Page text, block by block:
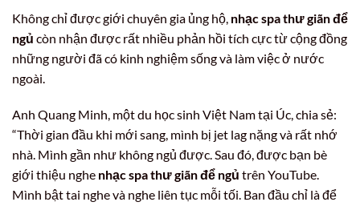
Không chỉ được giới chuyên gia ủng hộ, nhạc spa thư giãn để
ngủ còn nhận được rất nhiều phản hồi tích cực từ cộng đồng
những người đã có kinh nghiệm sống và làm việc ở nước
ngoài.
Anh Quang Minh, một du học sinh Việt Nam tại Úc, chia sẻ:
“Thời gian đầu khi mới sang, mình bị jet lag nặng và rất nhớ
nhà. Mình gần như không ngủ được. Sau đó, được bạn bè
giới thiệu nghe nhạc spa thư giãn để ngủ trên YouTube.
Mình bật tai nghe và nghe liên tục mỗi tối. Ban đầu chỉ là để